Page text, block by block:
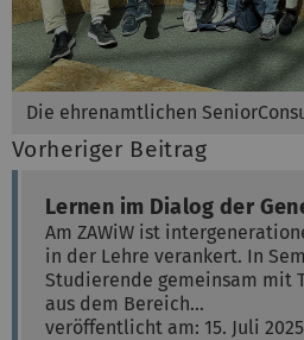
Die ehrenamtlichen
Vorheriger Beitrag
Lernen im Dialog der
Am ZAWiW ist
in der Lehre verankert. In
Studierende gemeinsam mit
aus dem Bereich…
veröffentlicht am: 15. Juli 2025